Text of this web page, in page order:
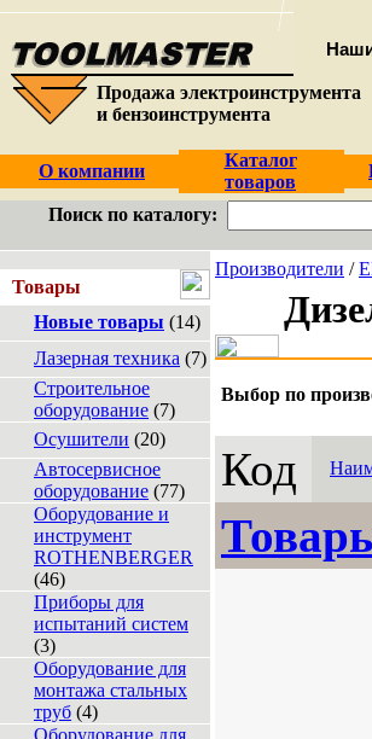
Продажа электроинструмента
и бензоинструмента
О компании
Каталог
товаров
Поиск по каталогу:
Товары
Новые товары (14)
Лазерная техника (7)
Строительное
оборудование (7)
Осушители (20)
Автосервисное
оборудование (77)
Оборудование и
инструмент
ROTHENBERGER
(46)
Приборы для
испытаний систем
(3)
Оборудование для
монтажа стальных
труб (4)
Оборудование для
Производители /
Выбор по
Код